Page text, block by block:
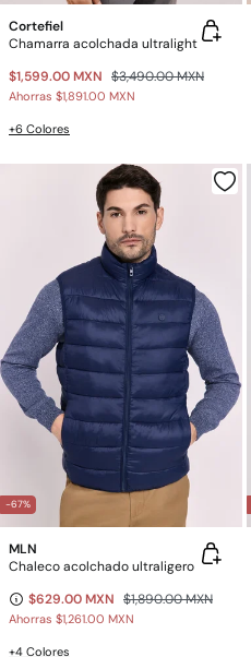
Cortefiel
Chamarra acolchada ultralight
$1,599.00 MXN $3,490.00 MXN
Ahorras $1,891.00 MXN
+6 Colores
-67%
MLN
Chaleco acolchado ultraligero
$629.00 MXN $1,890.00 MXN
Ahorras $1,261.00 MXN
+4 Colores